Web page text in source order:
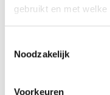
gebruikt en met welke
Informatie
Uw apparaat
Noodzakelijk
Voorkeuren
Op 4 december
over een nieuwe